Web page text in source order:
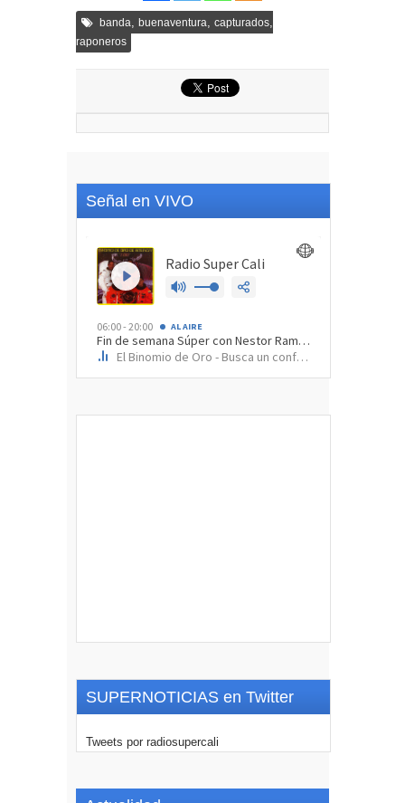
banda, buenaventura, capturados,
raponeros
Señal en VIVO
SUPERNOTICIAS en Twitter
Tweets por radiosupercali